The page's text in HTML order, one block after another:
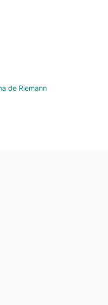
de Riemann